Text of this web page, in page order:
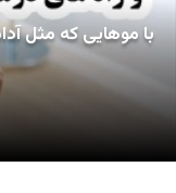
با موهایی که مثل